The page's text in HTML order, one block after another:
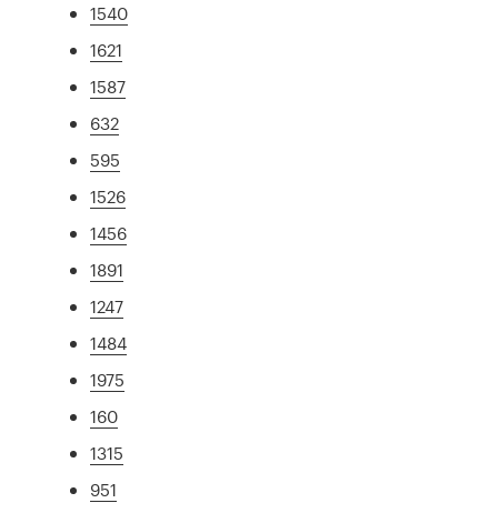
1540
1621
1587
632
595
1526
1456
1891
1247
1484
1975
160
1315
951